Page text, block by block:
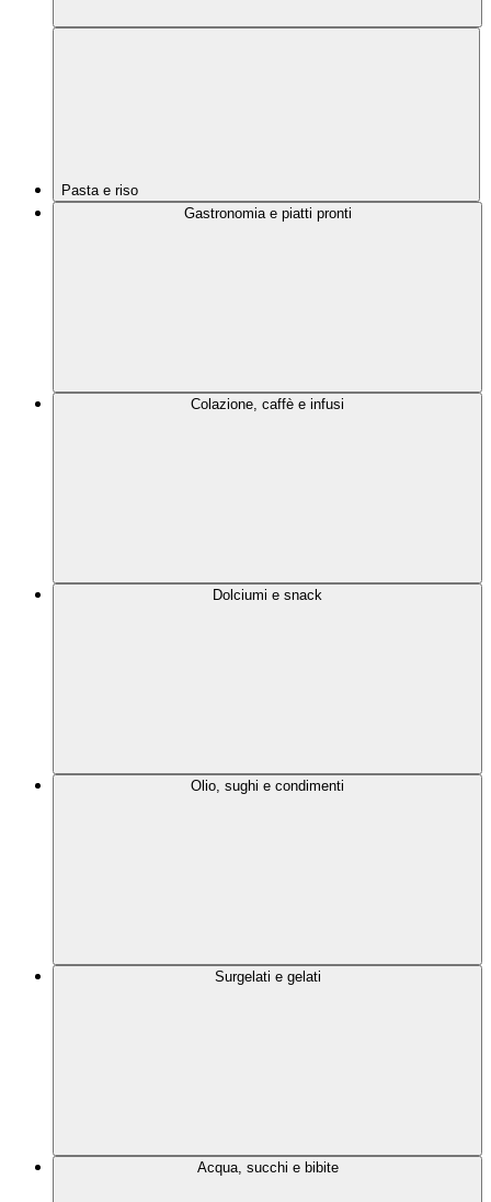
Pasta e riso
Gastronomia e piatti pronti
Colazione, caffè e infusi
Dolciumi e snack
Olio, sughi e condimenti
Surgelati e gelati
Acqua, succhi e bibite